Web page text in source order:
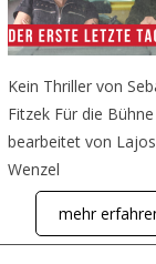
Kein Thriller von
Fitzek Für die Bühne
bearbeitet von Lajos
Wenzel
mehr